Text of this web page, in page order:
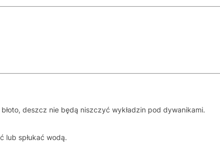
deszcz nie będą niszczyć wykładzin pod dywanikami.
lub spłukać wodą.